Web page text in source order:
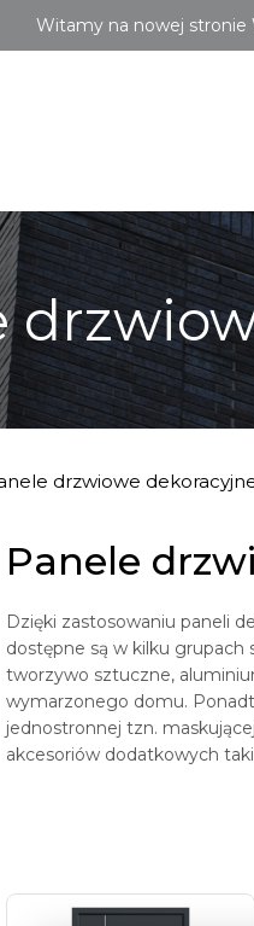
Witamy na nowej stronie
drzwiowe
Panele
Dzięki zastosowaniu paneli
dostępne są w kilku grupach
tworzywo sztuczne,
wymarzonego domu.
jednostronnej tzn.
akcesoriów dodatkowych